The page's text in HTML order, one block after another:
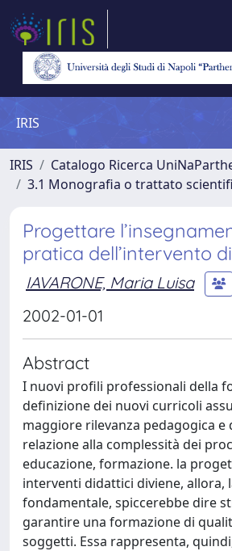
IRIS
IRIS Catalogo Ricerca
3.1 Monografia o trattato
Progettare
pratica dell’intervento
IAVARONE, Maria Luisa
2002-01-01
Abstract
I nuovi profili professionali della
definizione dei nuovi curricoli
maggiore rilevanza pedagogica e
relazione alla complessità dei
educazione, formazione. la
interventi didattici diviene, allora,
fondamentale, spiccerebbe dire
garantire una formazione di
soggetti. Essa rappresenta,